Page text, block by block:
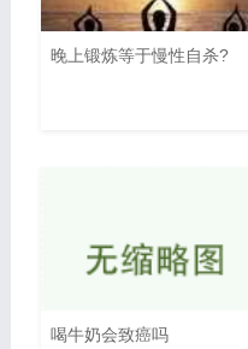
晚上锻炼等于慢性自杀?
喝牛奶会致癌吗